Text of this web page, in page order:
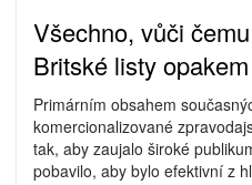
Všechno, vůči
Britské listy opakem
Primárním obsahem
komercionalizované
tak, aby zaujalo široké
pobavilo, aby bylo efektivní z